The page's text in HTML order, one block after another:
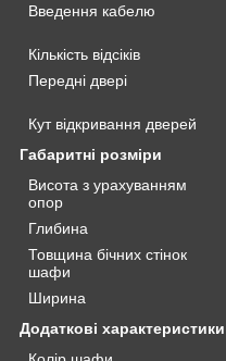
Введення кабелю
Кількість відсіків
Передні двері
Кут відкривання дверей
Габаритні розміри
Висота з урахуванням
опор
Глибина
Товщина бічних стінок
шафи
Ширина
Додаткові характеристики